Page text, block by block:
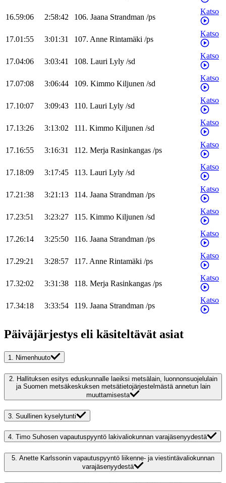
16.59:06 2:58:42 106. Jaana Strandman /ps
Katso
17.01:55 3:01:31 107. Anne Rintamäki /ps
Katso
17.04:06 3:03:41 108. Lauri Lyly /sd
Katso
17.07:08 3:06:44 109. Kimmo Kiljunen /sd
Katso
17.10:07 3:09:43 110. Lauri Lyly /sd
Katso
17.13:26 3:13:02 111. Kimmo Kiljunen /sd
Katso
17.16:55 3:16:31 112. Merja Rasinkangas /ps
Katso
17.18:09 3:17:45 113. Lauri Lyly /sd
Katso
17.21:38 3:21:13 114. Jaana Strandman /ps
Katso
17.23:51 3:23:27 115. Kimmo Kiljunen /sd
Katso
17.26:14 3:25:50 116. Jaana Strandman /ps
Katso
17.29:21 3:28:57 117. Anne Rintamäki /ps
Katso
17.32:02 3:31:38 118. Merja Rasinkangas /ps
Katso
17.34:18 3:33:54 119. Jaana Strandman /ps
Katso
Päiväjärjestys eli käsiteltävät asiat
1. Nimenhuuto
2. Hallituksen esitys eduskunnalle laeiksi metsälain, luonnonsuojelulain
ja Suomen metsäkeskuksen metsätietojärjestelmästä annetun lain
muuttamisesta
3. Suullinen kyselytunti
4. Timo Suhosen vapautuspyyntö lakivaliokunnan varajäsenyydestä
5. Anette Karlssonin vapautuspyyntö liikenne- ja viestintävaliokunnan
varajäsenyydestä